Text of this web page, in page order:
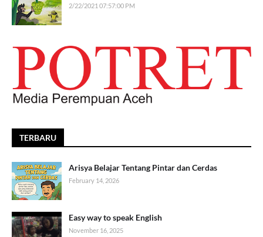
2/22/2021 07:57:00 PM
TERBARU
Arisya Belajar Tentang Pintar dan Cerdas
February 14, 2026
Easy way to speak English
November 16, 2025